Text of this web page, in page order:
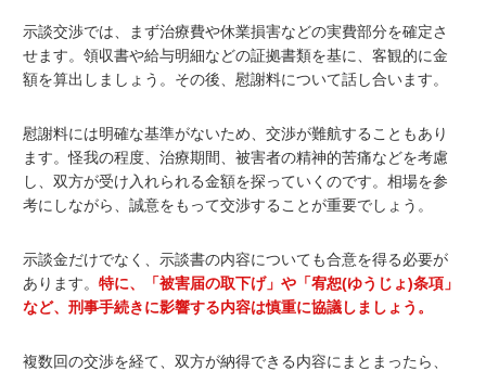
示談交渉では、まず治療費や休業損害などの実費部分を確定さ
せます。領収書や給与明細などの証拠書類を基に、客観的に金
額を算出しましょう。その後、慰謝料について話し合います。
慰謝料には明確な基準がないため、交渉が難航することもあり
ます。怪我の程度、治療期間、被害者の精神的苦痛などを考慮
し、双方が受け入れられる金額を探っていくのです。相場を参
考にしながら、誠意をもって交渉することが重要でしょう。
示談金だけでなく、示談書の内容についても合意を得る必要が
あります。特に、「被害届の取下げ」や「宥恕(ゆうじょ)条項」
など、刑事手続きに影響する内容は慎重に協議しましょう。
複数回の交渉を経て、双方が納得できる内容にまとまったら、